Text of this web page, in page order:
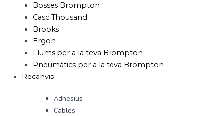
Bosses Brompton
Casc Thousand
Brooks
Ergon
Llums per a la teva Brompton
Pneumàtics per a la teva Brompton
Recanvis
Adhesius
Cables